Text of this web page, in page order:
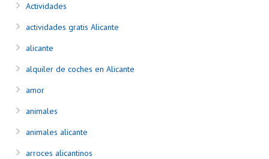
Actividades
actividades gratis Alicante
alicante
alquiler de coches en Alicante
amor
animales
animales alicante
arroces alicantinos